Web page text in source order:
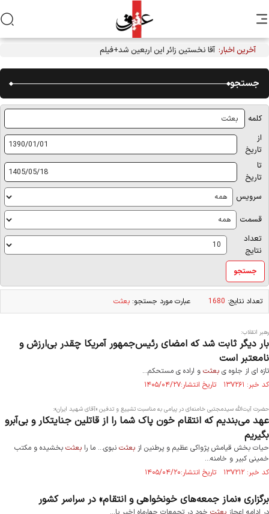
آخرین اخبار: آقا نخستین زائر این اربعین شد+فیلم
جستجو
کلمه
از
تاريخ
تا
تاریخ
سرویس
قسمت
تعداد
نتايج
تعداد نتايج: 1680 عبارت مورد جستجو: بعثت
رهبر انقلاب:
بار دیگر ثابت شد که امضای رئیس‌جمهور آمریکا چقدر بی‌ارزش و
نامعتبر است
تازه ای از جلوه ی بعثت و اراده ی مستحکم...
کد خبر: ۱۳۷۲۶۱ تاریخ انتشار:۱۴۰۵/۰۴/۲۷
حضرت آیت‌الله سیدمجتبی خامنه‌ای در پیامی به‌ مناسبت تشییع و تدفین «آقای شهید ایران»:
عهد می‌بندیم که انتقام خون پاک شما را از قاتلین جنایتکار و بی‌آبرو
بگیریم
حیات بخش قیامش پژواکی عظیم و پرطنین از بعثت نبوی... ما را بعثت بخشیده و مکتب
خمینی کبیر و خامنه...
کد خبر: ۱۳۷۲۱۲ تاریخ انتشار:۱۴۰۵/۰۴/۲۰
برگزاری «نماز جمعه‌های خونخواهی و انتقام» در سراسر کشور